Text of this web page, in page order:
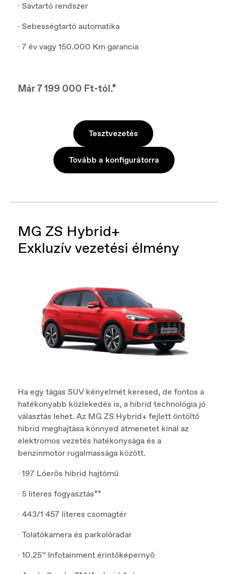
· Sávtartó rendszer
· Sebességtartó automatika
· 7 év vagy 150.000 Km garancia
Már 7 199 000 Ft-tól.*
Tesztvezetés
Tovább a konfigurátorra
MG ZS Hybrid+
Exkluzív vezetési élmény
Ha egy tágas SUV kényelmét keresed, de fontos a
hatékonyabb közlekedés is, a hibrid technológia jó
választás lehet. Az MG ZS Hybrid+ fejlett öntöltő
hibrid meghajtása könnyed átmenetet kínál az
elektromos vezetés hatékonysága és a
benzinmotor rugalmassága között.
· 197 Lóerős hibrid hajtómű
· 5 literes fogyasztás**
· 443/1 457 literes csomagtér
· Tolatókamera és parkolóradar
· 10.25’’ Infotainment érintőképernyő